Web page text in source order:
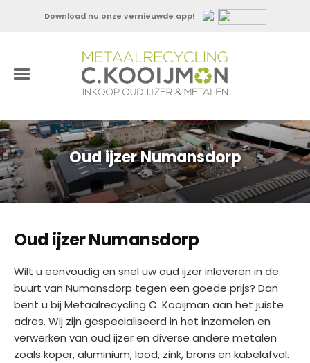
Download nu onze vernieuwde app!
Oud ijzer Numansdorp
Oud ijzer Numansdorp
Wilt u eenvoudig en snel uw oud ijzer inleveren in de
buurt van Numansdorp tegen een goede prijs? Dan
bent u bij Metaalrecycling C. Kooijman aan het juiste
adres. Wij zijn gespecialiseerd in het inzamelen en
verwerken van oud ijzer en diverse andere metalen
zoals koper, aluminium, lood, zink, brons en kabelafval.